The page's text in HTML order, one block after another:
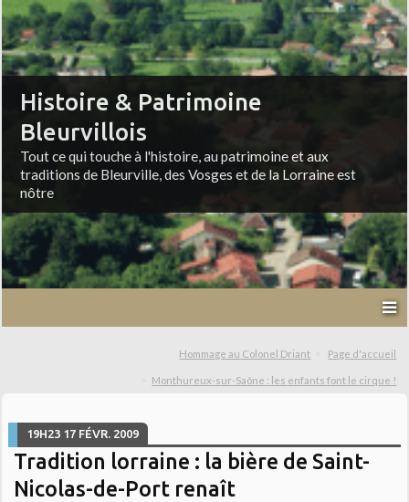
Histoire & Patrimoine
Bleurvillois
Tout ce qui touche à l'histoire, au patrimoine et aux
traditions de Bleurville, des Vosges et de la Lorraine est
nôtre
Hommage au Colonel Driant Page d'accueil
Monthureux-sur-Saône : les enfants font le cirque !
19H23 17 FÉVR. 2009
Tradition lorraine : la bière de Saint-
Nicolas-de-Port renaît